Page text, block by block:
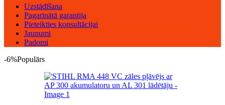
Uzstādīšana
Pagarinātā garantija
Pieteikties konsultācijai
Jaunumi
Padomi
-6%Populārs